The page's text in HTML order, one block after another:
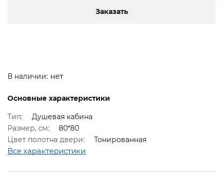
Заказать
В наличии: нет
Основные характеристики
Тип:
Душевая кабина
Размер, см:
80*80
Цвет полотна двери:
Тонированная
Все характеристики